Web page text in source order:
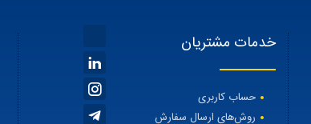
خدمات مشتریان
حساب کاربری
روش‌های ارسال سفارش